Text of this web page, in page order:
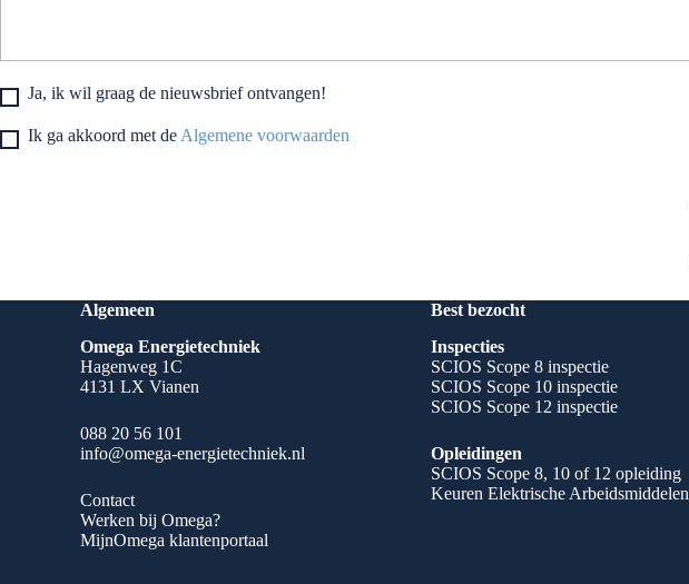
Ja, ik wil graag de nieuwsbrief ontvangen!
Ik ga akkoord met de Algemene voorwaarden
Algemeen
Omega Energietechniek
Hagenweg 1C
4131 LX Vianen
088 20 56 101
info@omega-energietechniek.nl
Contact
Werken bij Omega?
MijnOmega klantenportaal
Best bezocht
Inspecties
SCIOS Scope 8 inspectie
SCIOS Scope 10 inspectie
SCIOS Scope 12 inspectie
Opleidingen
SCIOS Scope 8, 10 of 12 opleiding
Keuren Elektrische Arbeidsmiddelen